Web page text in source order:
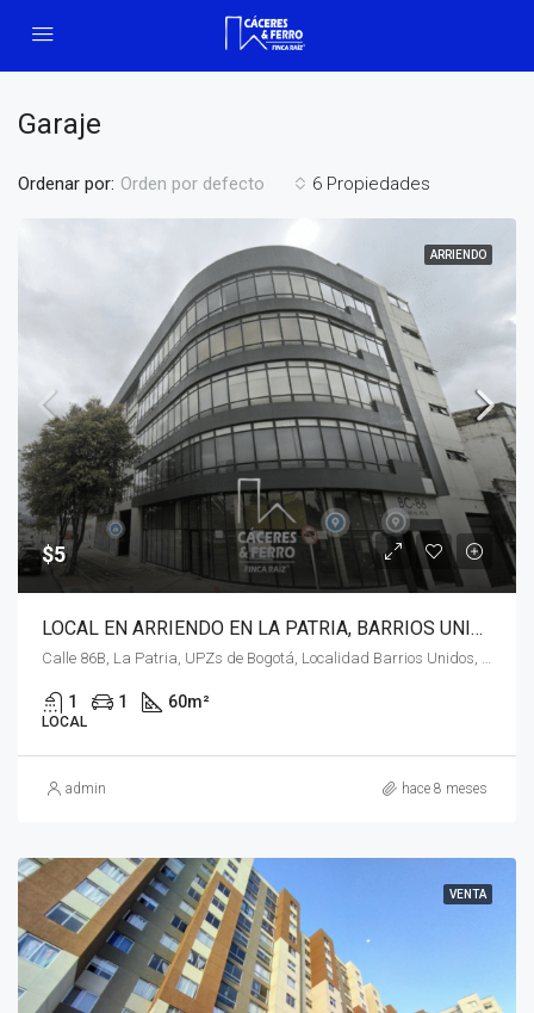
Garaje
6 Propiedades
Ordenar por: Orden por defecto
ARRIENDO
$5
LOCAL EN ARRIENDO EN LA PATRIA, BARRIOS UNIDOS, BOGOTÁ, D.C. – (922)
1 1 60m²
LOCAL
admin hace 8 meses
VENTA